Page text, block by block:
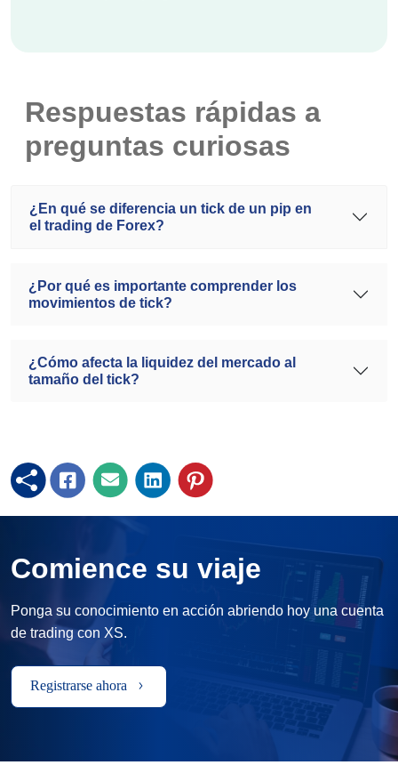
Respuestas rápidas a
preguntas curiosas
¿En qué se diferencia un tick de un pip en
el trading de Forex?
¿Por qué es importante comprender los
movimientos de tick?
¿Cómo afecta la liquidez del mercado al
tamaño del tick?
Comience su viaje
Ponga su conocimiento en acción abriendo hoy una cuenta
de trading con XS.
Registrarse ahora